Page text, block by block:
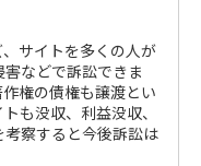
サイトを多くの人が
などで訴訟できま
権の債権も譲渡とい
も没収、利益没収、
察すると今後訴訟は